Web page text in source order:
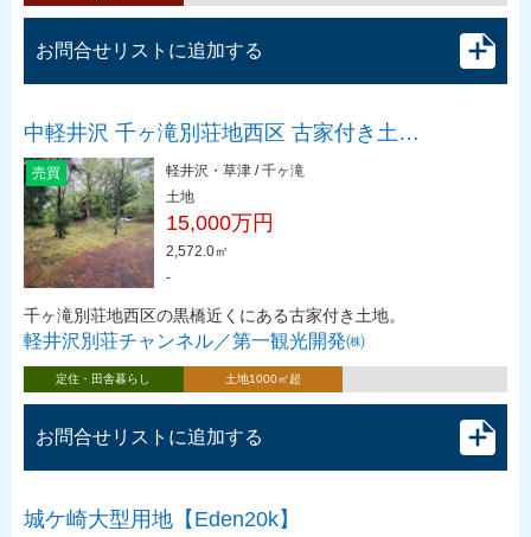
お問合せリストに追加する
中軽井沢 千ヶ滝別荘地西区 古家付き土…
売買
軽井沢・草津 / 千ヶ滝
土地
15,000万円
2,572.0㎡
-
千ヶ滝別荘地西区の黒橋近くにある古家付き土地。
軽井沢別荘チャンネル／第一観光開発㈱
定住・田舎暮らし 土地1000㎡超
お問合せリストに追加する
城ケ崎大型用地【Eden20k】